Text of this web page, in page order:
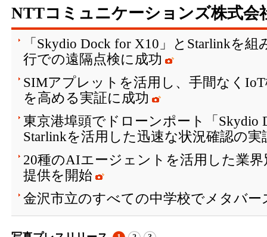
NTTコミュニケーションズ株式会
「Skydio Dock for X10」とStarlinkを
行での遠隔点検に成功
SIMアプレットを活用し、手間なく
を高める実証に成功
東京港埠頭でドローンポート「Skydio
Starlinkを活用した迅速な状況確認の実
20種のAIエージェントを活用した業
提供を開始
金沢市立のすべての中学校でメタバー